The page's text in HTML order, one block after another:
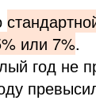
или 7%.
год не